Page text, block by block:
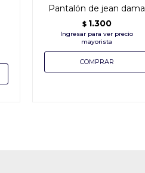
Pantalón de jean dama
$ 1.300